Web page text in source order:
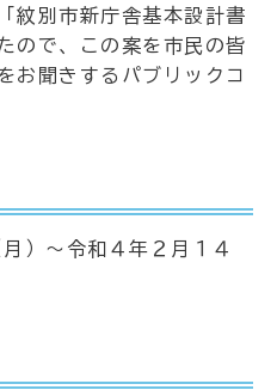
紋別市新庁舎基本設計書
ので、この案を市民の皆
お聞きするパブリックコ
）～令和４年２月１４